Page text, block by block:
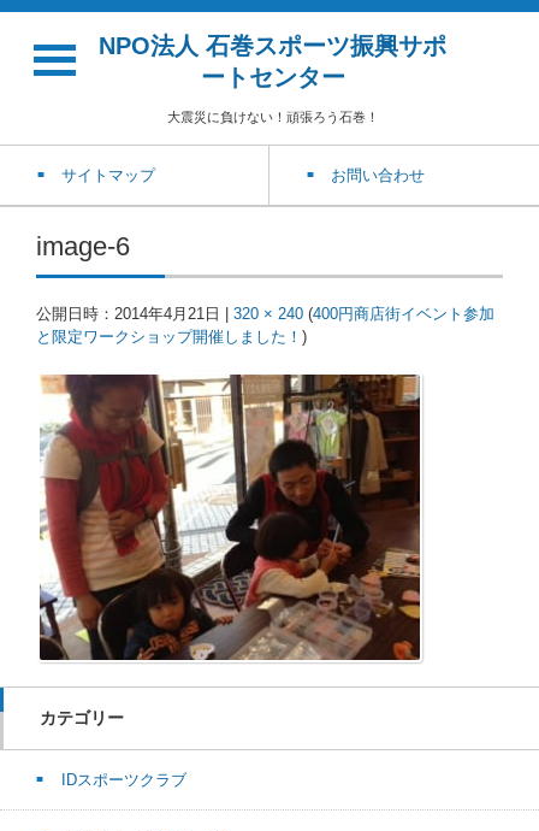
NPO法人 石巻スポーツ振興サポ
ートセンター
大震災に負けない！頑張ろう石巻！
サイトマップ お問い合わせ
image-6
公開日時： 2014年4月21日 320 × 240 (400円商店街イベント参加
と限定ワークショップ開催しました！ )
カテゴリー
IDスポーツクラブ